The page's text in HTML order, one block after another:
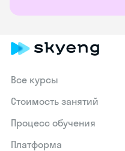
Все курсы
Стоимость занятий
Процесс обучения
Платформа